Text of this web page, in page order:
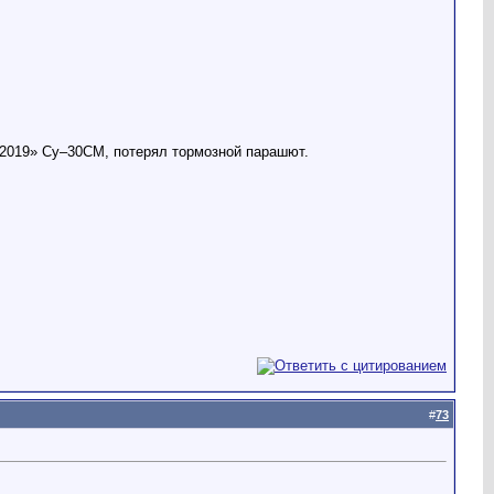
Су–30СМ, потерял тормозной парашют.
#73